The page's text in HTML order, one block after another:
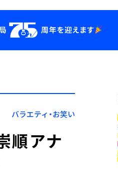
会社情報
バラエティ・お笑い
順アナ